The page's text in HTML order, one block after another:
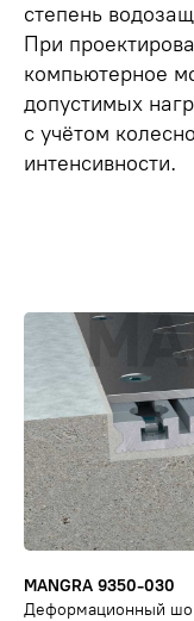
степень
При
компьютерное
допустимых
с учётом
интенсивности.
MANGRA 9350-030
Деформационный